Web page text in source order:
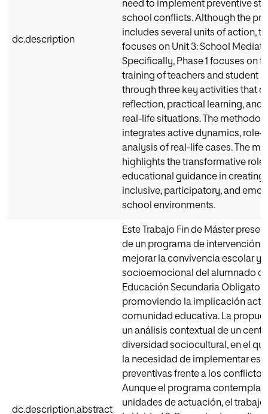
dc.description
need to implement preventive
school conflicts. Although the
includes several units of action,
focuses on Unit 3: School
Specifically, Phase 1 focuses on
training of teachers and student
through three key activities that
reflection, practical learning, and
real-life situations. The
integrates active dynamics, role-
analysis of real-life cases. The
highlights the transformative role
educational guidance in creating
inclusive, participatory, and
school environments.
dc.description.abstract
Este Trabajo Fin de Máster
de un programa de intervención
mejorar la convivencia escolar y
socioemocional del alumnado de
Educación Secundaria
promoviendo la implicación
comunidad educativa. La
un análisis contextual de un
diversidad sociocultural, en el
la necesidad de implementar
preventivas frente a los
Aunque el programa contempla
unidades de actuación, el trabajo